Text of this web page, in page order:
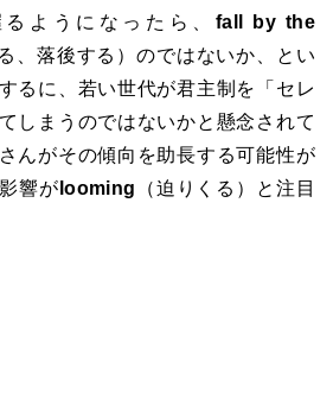
ようになったら、fall by the
、落後する）のではないか、とい
るに、若い世代が君主制を「セレ
しまうのではないかと懸念されて
んがその傾向を助長する可能性が
響が looming （迫りくる）と注目